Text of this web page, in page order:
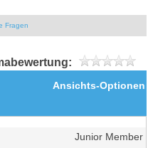
Fragen
Ansichts-Optionen
Junior Member